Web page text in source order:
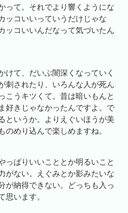
って。それでより響くようにな
ッコいいっていうだけじゃな
ッコいいんだなって気づいたん
けて、だいぶ闇深くなっていく
刺されたり、いろんな人が死ん
こうキツくて。昔は暗いもんと
好きじゃなかったんですよ。で
というか。よりえぐいほうが美
のめり込んで楽しめますね。
っぱりいいこととか明るいこと
がない。えぐみとか影みたいな
が納得できない。どっちも入っ
思います。